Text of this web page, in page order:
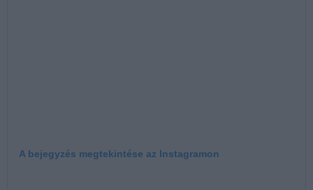
A bejegyzés megtekintése az Instagramon